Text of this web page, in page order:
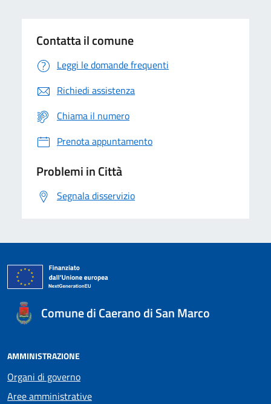
Contatta il comune
Leggi le domande frequenti
Richiedi assistenza
Chiama il numero
Prenota appuntamento
Problemi in Città
Segnala disservizio
Comune di Caerano di San Marco
AMMINISTRAZIONE
Organi di governo
Aree amministrative